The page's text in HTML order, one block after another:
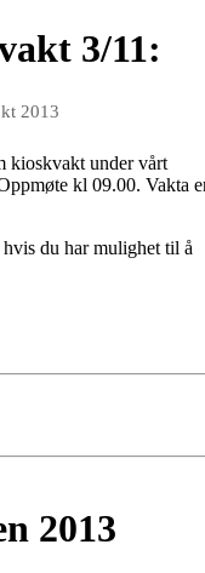
3/11:
2013
kioskvakt under vårt
kl 09.00. Vakta
du har mulighet til å
2013